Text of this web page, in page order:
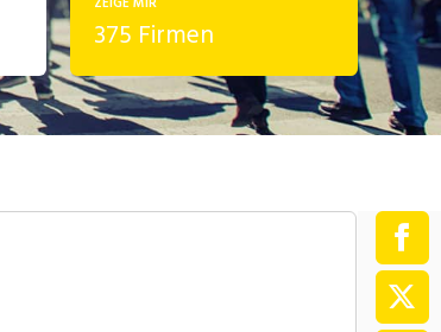
375 Firmen